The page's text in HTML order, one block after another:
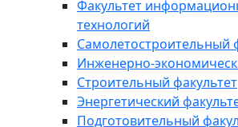
Факультет
технологий
Самолетостроительный
Инженерно-
Строительный факультет
Энергетический
Подготовительный